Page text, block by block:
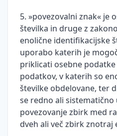
5. »povezovalni znak« je
številka in druge z
enolične identifikacijske
uporabo katerih je
priklicati osebne
podatkov, v katerih so
številke obdelovane, ter
se redno ali sistematično
povezovanje zbirk med
dveh ali več zbirk znotraj